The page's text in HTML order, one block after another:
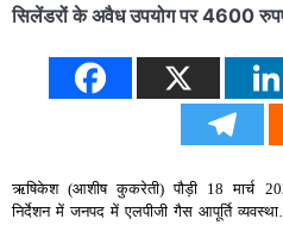
सिलेंडरों के अवैध उपयोग पर 4600 रुपए
ऋषिकेश (आशीष कुकरेती) पौड़ी 18 मार्च
निर्देशन में जनपद में एलपीजी गैस आपूर्ति